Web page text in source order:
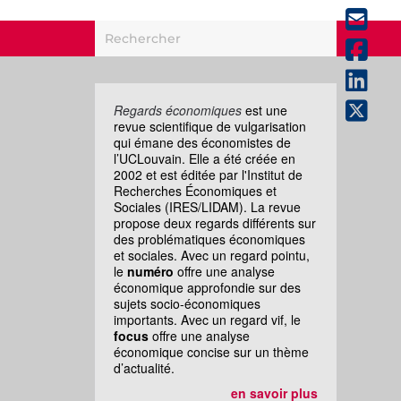
Regards économiques est une
revue scientifique de vulgarisation
qui émane des économistes de
l’UCLouvain. Elle a été créée en
2002 et est éditée par l'Institut de
Recherches Économiques et
Sociales (IRES/LIDAM). La revue
propose deux regards différents sur
des problématiques économiques
et sociales. Avec un regard pointu,
le numéro offre une analyse
économique approfondie sur des
sujets socio-économiques
importants. Avec un regard vif, le
focus offre une analyse
économique concise sur un thème
d’actualité.
en savoir plus